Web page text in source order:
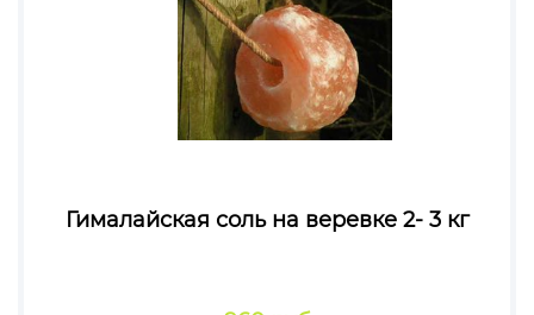
Гималайская соль на веревке 2- 3 кг